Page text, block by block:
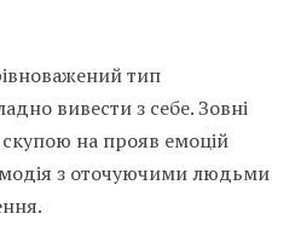
тип
вивести з себе. Зовні
на прояв емоцій
з оточуючими людьми